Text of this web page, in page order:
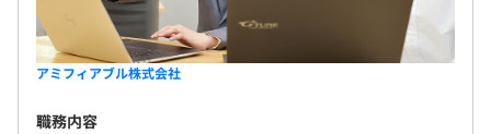
アミフィアブル株式会社
職務内容